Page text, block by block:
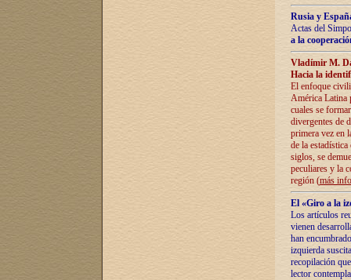
Rusia y
Actas del
a la
Vladímir M.
Hacia la
El enfoque
América Latina
cuales se
divergentes de
primera vez en
de la
siglos, se
peculiares y la
región (más
El «Giro a la
Los artículos
vienen
han
izquierda
recopilación
lector